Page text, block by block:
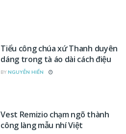
Tiểu công chúa xứ Thanh duyên
dáng trong tà áo dài cách điệu
BY NGUYỄN HIỂN
Vest Remizio chạm ngõ thành
công làng mẫu nhí Việt